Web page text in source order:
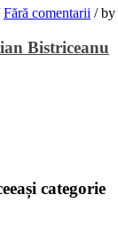
Fără comentarii /by
Bistriceanu
categorie